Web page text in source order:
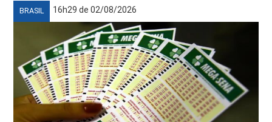
BRASIL 16h29 de 02/08/2026